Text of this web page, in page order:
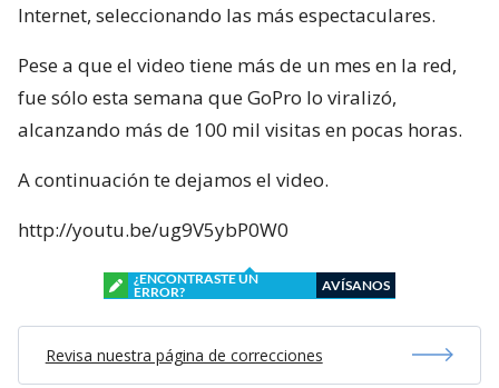
Internet, seleccionando las más espectaculares.
Pese a que el video tiene más de un mes en la red,
fue sólo esta semana que GoPro lo viralizó,
alcanzando más de 100 mil visitas en pocas horas.
A continuación te dejamos el video.
http://youtu.be/ug9V5ybP0W0
¿ENCONTRASTE UN
ERROR?
AVÍSANOS
Revisa nuestra página de correcciones